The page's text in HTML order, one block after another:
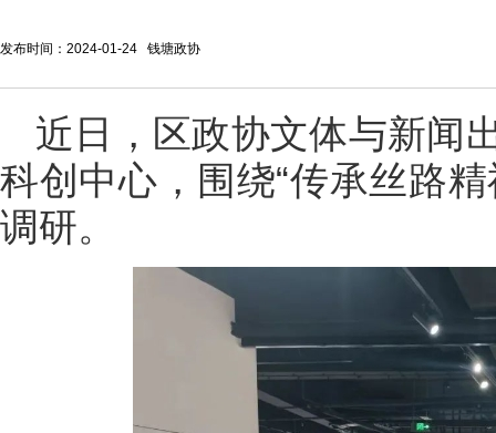
发布时间：2024-01-24 钱塘政协
近日，区政协文体与新闻
科创中心，围绕“传承丝路
调研。